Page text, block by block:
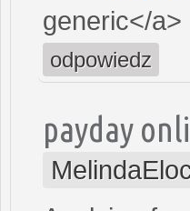
generic</a>
odpowiedz
payday